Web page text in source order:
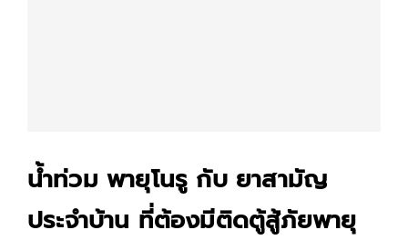
น้ำท่วม พายุโนรู กับ ยาสามัญ
ประจำบ้าน ที่ต้องมีติดตู้สู้ภัยพายุ